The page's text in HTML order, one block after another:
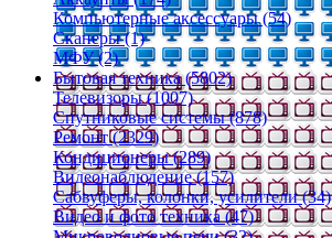
Компьютерные аксессуары (54)
Сканеры (1)
МФУ (2)
Бытовая техника (5802)
Телевизоры (1007)
Спутниковые системы (878)
Ремонт (2329)
Кондиционеры (289)
Видеонаблюдение (157)
Сабвуферы, колонки, усилители (34)
Видео и фото техника (47)